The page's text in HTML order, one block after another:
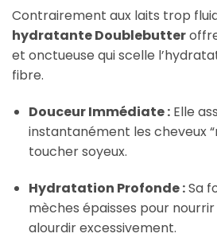
Contrairement aux laits trop
hydratante Doublebutter
et onctueuse qui scelle
fibre.
Douceur Immédiate :Elle
instantanément les cheveux
toucher soyeux.
Hydratation Profonde :Sa
mèches épaisses pour
alourdir excessivement.